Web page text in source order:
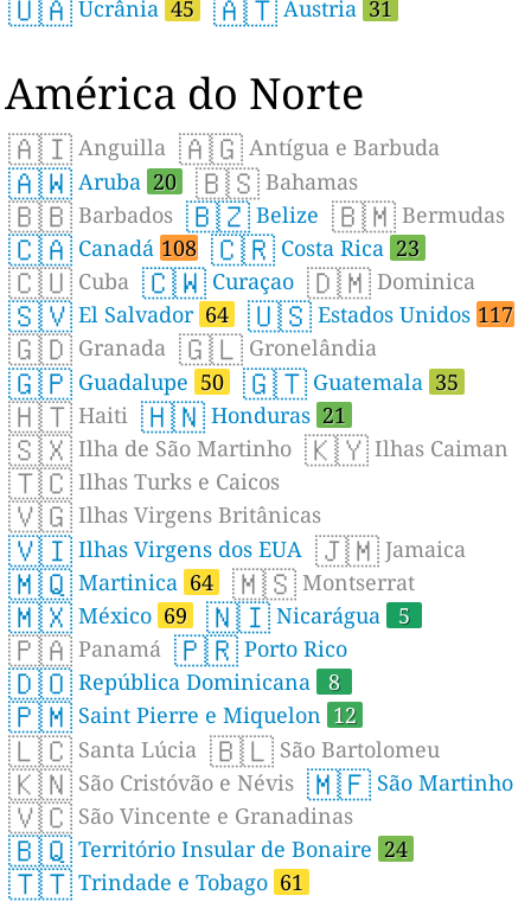
🇺🇦 Ucrânia 45 🇦🇹 Áustria 31
América do Norte
🇦🇮 Anguilla 🇦🇬 Antígua e Barbuda
🇦🇼 Aruba 20 🇧🇸 Bahamas
🇧🇧 Barbados 🇧🇿 Belize 🇧🇲 Bermudas
🇨🇦 Canadá 108 🇨🇷 Costa Rica 23
🇨🇺 Cuba 🇨🇼 Curaçao 🇩🇲 Dominica
🇸🇻 El Salvador 64 🇺🇸 Estados Unidos 117
🇬🇩 Granada 🇬🇱 Gronelândia
🇬🇵 Guadalupe 50 🇬🇹 Guatemala 35
🇭🇹 Haiti 🇭🇳 Honduras 21
🇸🇽 Ilha de São Martinho 🇰🇾 Ilhas Caiman
🇹🇨 Ilhas Turks e Caicos
🇻🇬 Ilhas Virgens Britânicas
🇻🇮 Ilhas Virgens dos EUA 🇯🇲 Jamaica
🇲🇶 Martinica 64 🇲🇸 Montserrat
🇲🇽 México 69 🇳🇮 Nicarágua 5
🇵🇦 Panamá 🇵🇷 Porto Rico
🇩🇴 República Dominicana 8
🇵🇲 Saint Pierre e Miquelon 12
🇱🇨 Santa Lúcia 🇧🇱 São Bartolomeu
🇰🇳 São Cristóvão e Névis 🇲🇫 São Martinho
🇻🇨 São Vincente e Granadinas
🇧🇶 Território Insular de Bonaire 24
🇹🇹 Trindade e Tobago 61